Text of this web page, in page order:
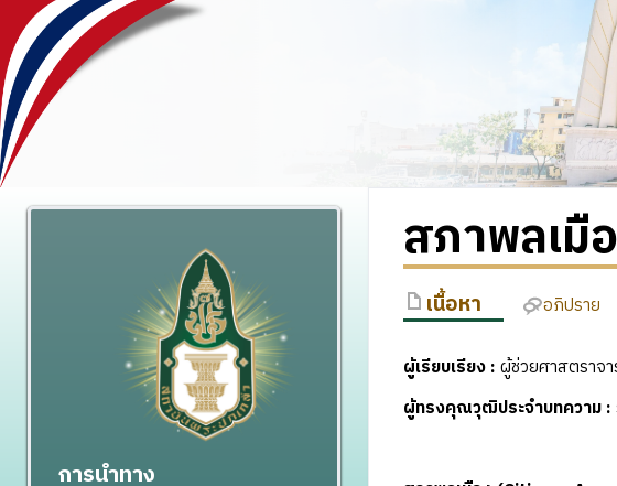
สภาพลเมื
เนื้อหา อภิปราย
ผู้เรียบเรียง : ผู้ช่วยศาสตราจ
ผู้ทรงคุณวุฒิประจำบทความ :
การนำทาง